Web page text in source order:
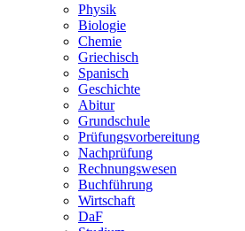
Physik
Biologie
Chemie
Griechisch
Spanisch
Geschichte
Abitur
Grundschule
Prüfungsvorbereitung
Nachprüfung
Rechnungswesen
Buchführung
Wirtschaft
DaF